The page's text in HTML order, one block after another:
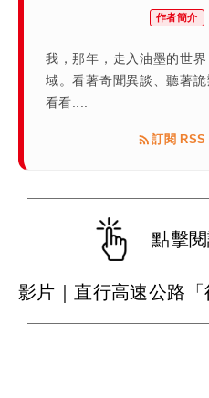
作者簡介
我，那年，走入油墨的世
域。看著奇聞異談、聽著
看看....
訂閱 RSS
點擊